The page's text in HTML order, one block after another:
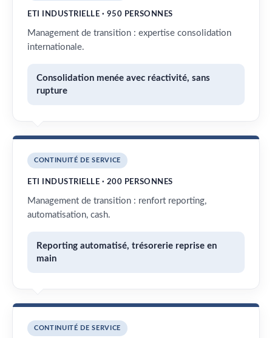
ETI INDUSTRIELLE · 950 PERSONNES
Management de transition : expertise consolidation
internationale.
Consolidation menée avec réactivité, sans
rupture
CONTINUITÉ DE SERVICE
ETI INDUSTRIELLE · 200 PERSONNES
Management de transition : renfort reporting,
automatisation, cash.
Reporting automatisé, trésorerie reprise en
main
CONTINUITÉ DE SERVICE